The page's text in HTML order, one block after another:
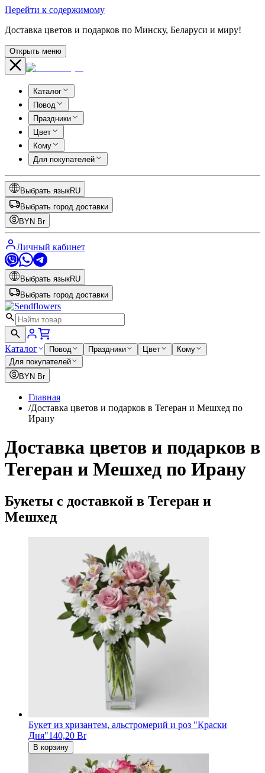
Перейти к содержимому
Доставка цветов и подарков по Минску, Беларуси и миру!
Открыть меню
Каталог
Повод
Праздники
Цвет
Кому
Для покупателей
Выбрать языкRU
Выбрать город доставки
BYN Br
Личный кабинет
Выбрать языкRU
Выбрать город доставки
Каталог Повод Праздники Цвет
Кому
Для покупателей
BYN Br
Главная
/Доставка цветов и подарков в Тегеран и Мешхед по
Ирану
Доставка цветов и подарков в
Тегеран и Мешхед по Ирану
Букеты с доставкой в Тегеран и
Мешхед
Букет из хризантем, альстромерий и роз "Краски
Дня"140,20 Br
В корзину